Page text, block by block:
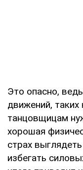
Это опасно,
движений,
танцовщицам
хорошая
страх
избегать